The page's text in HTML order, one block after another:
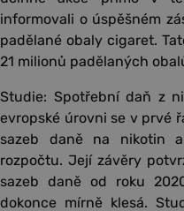
informovali o úspěšném
padělané obaly cigaret.
21 milionů padělaných
Studie: Spotřební daň z
evropské úrovni se v prvé
sazeb daně na nikotin
rozpočtu. Její závěry
sazeb daně od roku
dokonce mírně klesá.